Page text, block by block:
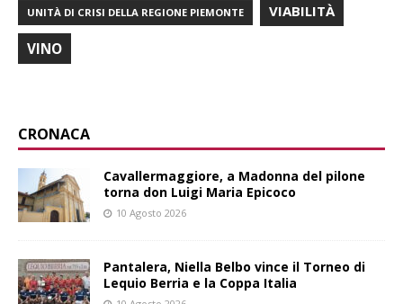
UNITÀ DI CRISI DELLA REGIONE PIEMONTE VIABILITÀ
VINO
CRONACA
Cavallermaggiore, a Madonna del pilone
torna don Luigi Maria Epicoco
10 Agosto 2026
Pantalera, Niella Belbo vince il Torneo di
Lequio Berria e la Coppa Italia